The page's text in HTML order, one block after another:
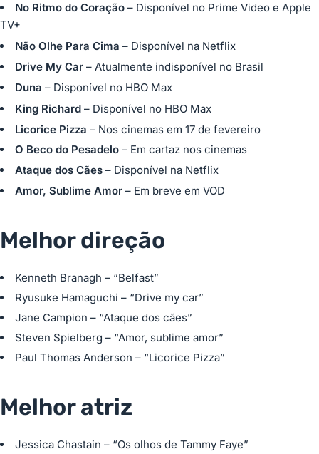
No Ritmo do Coração – Disponível no Prime Video e Apple
TV+
Não Olhe Para Cima – Disponível na Netflix
Drive My Car – Atualmente indisponível no Brasil
Duna – Disponível no HBO Max
King Richard – Disponível no HBO Max
Licorice Pizza – Nos cinemas em 17 de fevereiro
O Beco do Pesadelo – Em cartaz nos cinemas
Ataque dos Cães – Disponível na Netflix
Amor, Sublime Amor – Em breve em VOD
Melhor direção
Kenneth Branagh – “Belfast”
Ryusuke Hamaguchi – “Drive my car”
Jane Campion – “Ataque dos cães”
Steven Spielberg – “Amor, sublime amor”
Paul Thomas Anderson – “Licorice Pizza”
Melhor atriz
Jessica Chastain – “Os olhos de Tammy Faye”